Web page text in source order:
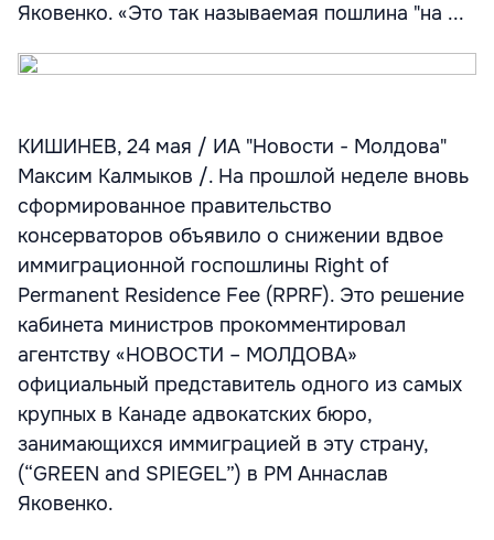
Яковенко. «Это так называемая пошлина "на ...
КИШИНЕВ, 24 мая / ИА "Новости - Молдова"
Максим Калмыков /. На прошлой неделе вновь
сформированное правительство
консерваторов объявило о снижении вдвое
иммиграционной госпошлины Right of
Permanent Residence Fee (RPRF). Это решение
кабинета министров прокомментировал
агентству «НОВОСТИ – МОЛДОВА»
официальный представитель одного из самых
крупных в Канаде адвокатских бюро,
занимающихся иммиграцией в эту страну,
(“GREEN and SPIEGEL”) в РМ Аннаслав
Яковенко.